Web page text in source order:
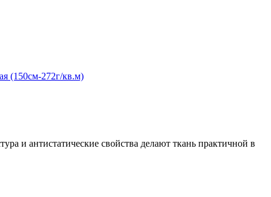
и антистатические свойства делают ткань практичной в